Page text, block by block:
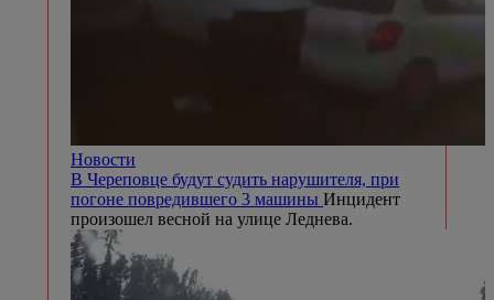
Новости
В Череповце будут судить нарушителя, при
погоне повредившего 3 машины Инцидент
произошел весной на улице Леднева.